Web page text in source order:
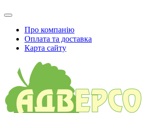
Про компанію
Оплата та доставка
Карта сайту